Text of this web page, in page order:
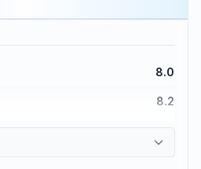
8.0
8.2